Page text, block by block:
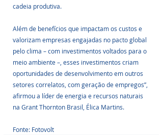
cadeia produtiva.
Além de benefícios que impactam os custos e
valorizam empresas engajadas no pacto global
pelo clima – com investimentos voltados para o
meio ambiente –, esses investimentos criam
oportunidades de desenvolvimento em outros
setores correlatos, com geração de empregos”,
afirmou a líder de energia e recursos naturais
na Grant Thornton Brasil, Élica Martins.
Fonte: Fotovolt